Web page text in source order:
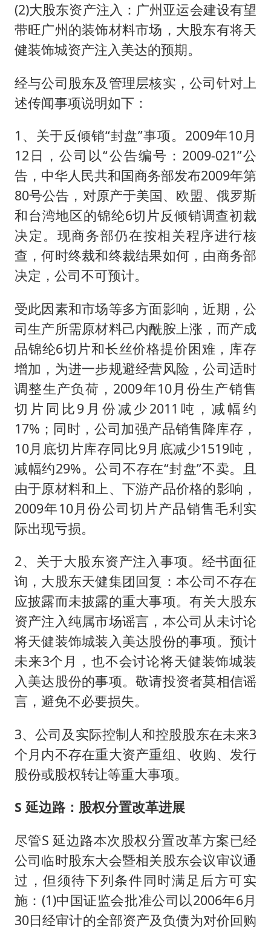
(2)大股东资产注入：广州亚运会建设有望
带旺广州的装饰材料市场，大股东有将天
健装饰城资产注入美达的预期。
经与公司股东及管理层核实，公司针对上
述传闻事项说明如下：
1、关于反倾销“封盘”事项。2009年10月
12日，公司以“公告编号：2009-021”公
告，中华人民共和国商务部发布2009年第
80号公告，对原产于美国、欧盟、俄罗斯
和台湾地区的锦纶6切片反倾销调查初裁
决定。现商务部仍在按相关程序进行核
查，何时终裁和终裁结果如何，由商务部
决定，公司不可预计。
受此因素和市场等多方面影响，近期，公
司生产所需原材料己内酰胺上涨，而产成
品锦纶6切片和长丝价格提价困难，库存
增加，为进一步规避经营风险，公司适时
调整生产负荷，2009年10月份生产销售
切片同比9月份减少2011吨，减幅约
17%；同时，公司加强产品销售降库存，
10月底切片库存同比9月底减少1519吨，
减幅约29%。公司不存在“封盘”不卖。且
由于原材料和上、下游产品价格的影响，
2009年10月份公司切片产品销售毛利实
际出现亏损。
2、关于大股东资产注入事项。经书面征
询，大股东天健集团回复：本公司不存在
应披露而未披露的重大事项。有关大股东
资产注入纯属市场谣言，本公司从未讨论
将天健装饰城装入美达股份的事项。预计
未来3个月，也不会讨论将天健装饰城装
入美达股份的事项。敬请投资者莫相信谣
言，避免不必要损失。
3、公司及实际控制人和控股股东在未来3
个月内不存在重大资产重组、收购、发行
股份或股权转让等重大事项。
S 延边路：股权分置改革进展
尽管S 延边路本次股权分置改革方案已经
公司临时股东大会暨相关股东会议审议通
过，但须待下列条件同时满足后方可实
施：(1)中国证监会批准公司以2006年6月
30日经审计的全部资产及负债为对价回购